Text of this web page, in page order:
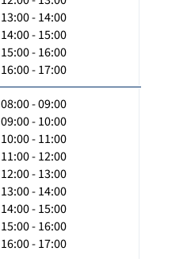
13:00 - 14:00
14:00 - 15:00
15:00 - 16:00
16:00 - 17:00
08:00 - 09:00
09:00 - 10:00
10:00 - 11:00
11:00 - 12:00
12:00 - 13:00
13:00 - 14:00
14:00 - 15:00
15:00 - 16:00
16:00 - 17:00